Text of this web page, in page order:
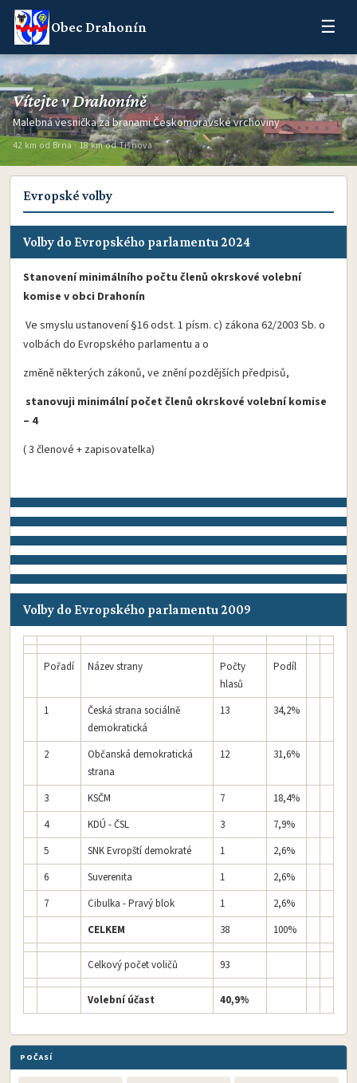
Obec Drahonín ☰
Vítejte v Drahoníně
Malebná vesnička za branami Českomoravské vrchoviny
42 km od Brna · 18 km od Tišnova
Evropské volby
Volby do Evropského parlamentu 2024
Stanovení minimálního počtu členů okrskové volební
komise v obci Drahonín
Ve smyslu ustanovení §16 odst. 1 písm. c) zákona 62/2003 Sb. o
volbách do Evropského parlamentu a o
změně některých zákonů, ve znění pozdějších předpisů,
stanovuji minimální počet členů okrskové volební komise
– 4
( 3 členové + zapisovatelka)
Volby do Evropského parlamentu 2009
Pořadí Název strany
Počty
hlasů
Podíl
1
Česká strana sociálně
demokratická
13 34,2%
2
Občanská demokratická
strana
12 31,6%
3 KSČM 7
18,4%
4
KDÚ - ČSL 3
7,9%
5
SNK Evropští demokraté 1
2,6%
6
Suverenita 1
2,6%
7
Cibulka - Pravý blok 1
2,6%
CELKEM
38 100%
Celkový počet voličů 93
Volební účast 40,9%
POČASÍ